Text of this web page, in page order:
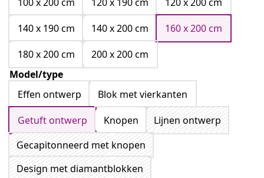
140 x 190 cm
140 x 200 cm
160 x 200 cm
180 x 200 cm
200 x 200 cm
Model/type
Effen ontwerp
Blok met vierkanten
Getuft ontwerp
Knopen
Lijnen ontwerp
Gecapitonneerd met knopen
Design met diamantblokken